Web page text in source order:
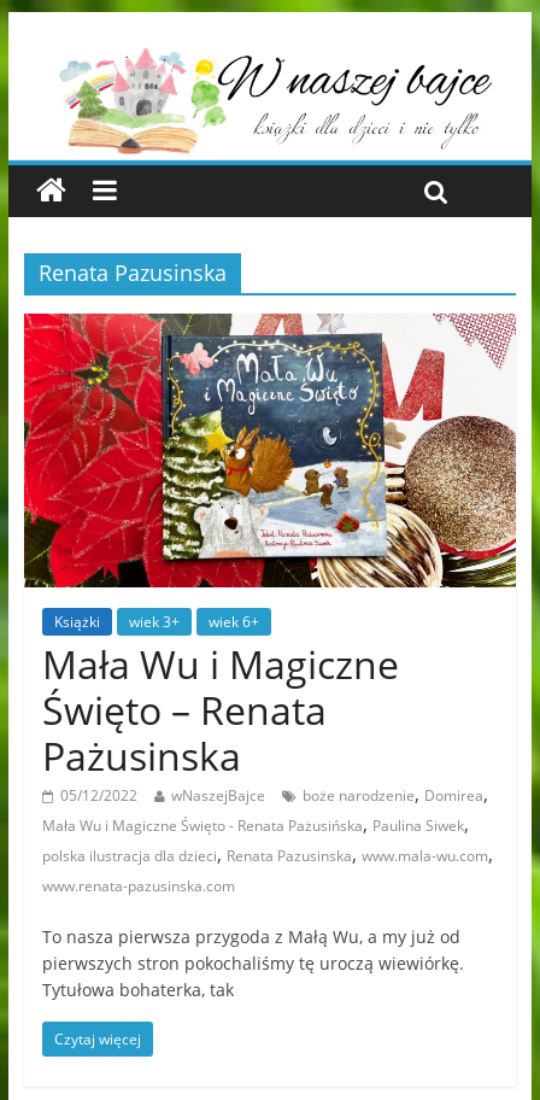
Renata Pazusinska
Książki wiek 3+ wiek 6+
Mała Wu i Magiczne
Święto – Renata
Pażusinska
05/12/2022 wNaszejBajce boże narodzenie, Domirea,
Mała Wu i Magiczne Święto - Renata Pażusińska, Paulina Siwek,
polska ilustracja dla dzieci, Renata Pazusinska, www.mala-wu.com,
www.renata-pazusinska.com
To nasza pierwsza przygoda z Małą Wu, a my już od
pierwszych stron pokochaliśmy tę uroczą wiewiórkę.
Tytułowa bohaterka, tak
Czytaj więcej